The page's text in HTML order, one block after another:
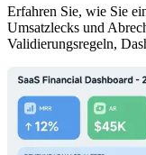
Erfahren Sie, wie Sie
Umsatzlecks und
Validierungsregeln,